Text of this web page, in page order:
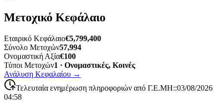
Μετοχικό Κεφάλαιο
Εταιρικό Κεφάλαιο€5,799,400
Σύνολο Μετοχών57,994
Ονομαστική Αξία€100
Τύποι Μετοχών1 · Ονομαστικές, Κοινές
Ανάλυση Κεφαλαίου →
Τελευταία ενημέρωση πληροφοριών από Γ.Ε.ΜΗ::03/08/2026
04:58